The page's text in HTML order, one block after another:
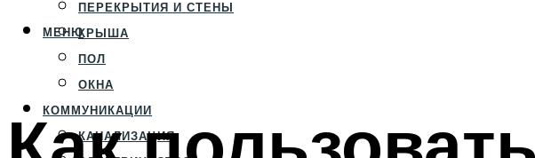
ПЕРЕКРЫТИЯ И СТЕНЫ
КРЫША
ПОЛ
ОКНА
КОММУНИКАЦИИ
КАНАЛИЗАЦИЯ
МЕНЮ